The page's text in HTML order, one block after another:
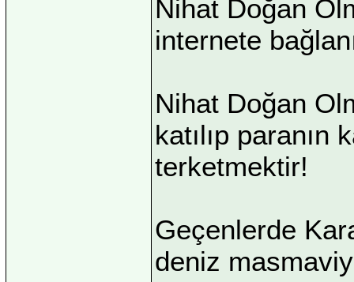
Nihat Doğan
internete
Nihat Doğan
katılıp paranın
terketmektir!
Geçenlerde
deniz